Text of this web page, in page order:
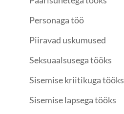
Personaga töö
Piiravad uskumused
Seksuaalsusega tööks
Sisemise kriitikuga tööks
Sisemise lapsega tööks